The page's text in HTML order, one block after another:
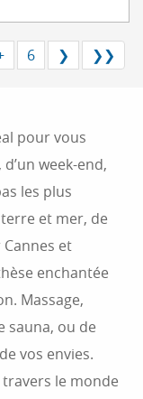
6 ❯ ❯❯
pour vous
week-end,
les plus
et mer, de
et
enchantée
Massage,
sauna, ou de
vos envies.
le monde